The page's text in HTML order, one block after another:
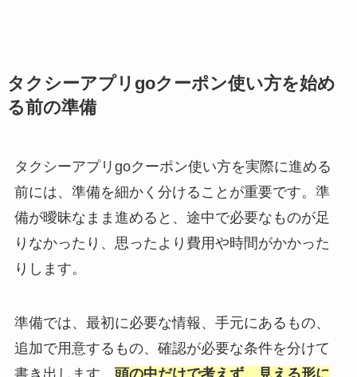
タクシーアプリgoクーポン使い方を始め
る前の準備
タクシーアプリgoクーポン使い方を実際に進める
前には、準備を細かく分けることが重要です。準
備が曖昧なまま進めると、途中で必要なものが足
りなかったり、思ったより費用や時間がかかった
りします。
準備では、最初に必要な情報、手元にあるもの、
追加で用意するもの、確認が必要な条件を分けて